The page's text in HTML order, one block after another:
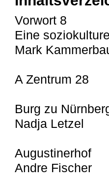
Vorwort 8
Eine
Mark
A Zentrum 28
Burg zu
Nadja Letzel
Augustinerhof
Andre Fischer